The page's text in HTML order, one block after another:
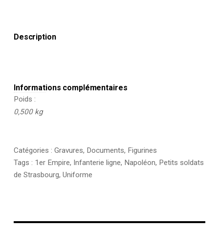
Grenadier
Description
Informations complémentaires
Poids
0,500 kg
Catégories : Gravures, Documents, Figurines
Tags : 1er Empire, Infanterie ligne, Napoléon, Petits soldats
de Strasbourg, Uniforme